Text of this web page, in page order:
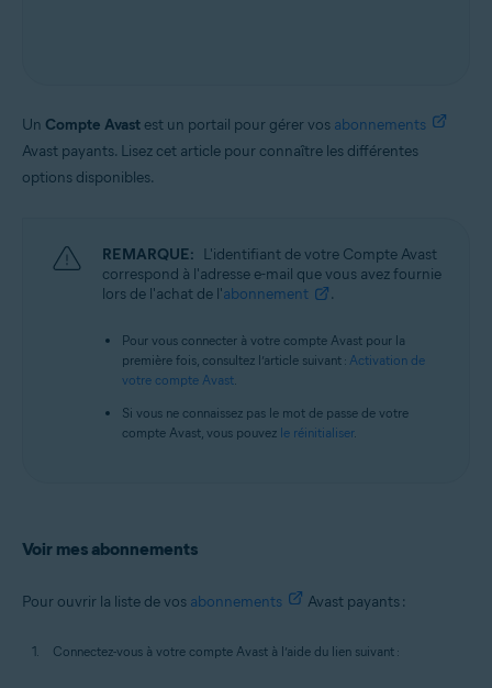
Un Compte Avast est un portail pour gérer vos abonnements
Avast payants. Lisez cet article pour connaître les différentes
options disponibles.
REMARQUE: L'identifiant de votre Compte Avast
correspond à l'adresse e-mail que vous avez fournie
lors de l'achat de l'abonnement .
Pour vous connecter à votre compte Avast pour la
première fois, consultez l’article suivant : Activation de
votre compte Avast.
Si vous ne connaissez pas le mot de passe de votre
compte Avast, vous pouvez le réinitialiser.
Voir mes abonnements
Pour ouvrir la liste de vos abonnements Avast payants :
Connectez-vous à votre compte Avast à l’aide du lien suivant :